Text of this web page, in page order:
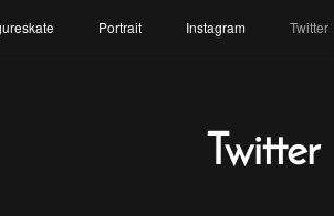
Portrait Instagram Twitter
Twitter